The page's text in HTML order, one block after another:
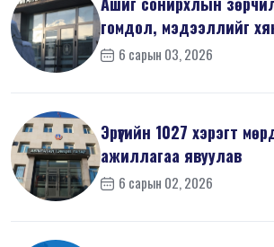
гомдол, мэдээллийг
6 сарын 03, 2026
Эрүүгийн 1027 хэрэгт
ажиллагаа явуулав
6 сарын 02, 2026